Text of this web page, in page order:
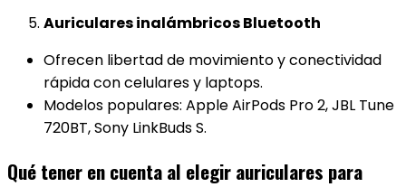
Auriculares inalámbricos Bluetooth
Ofrecen libertad de movimiento y conectividad
rápida con celulares y laptops.
Modelos populares: Apple AirPods Pro 2, JBL Tune
720BT, Sony LinkBuds S.
Qué tener en cuenta al elegir auriculares para